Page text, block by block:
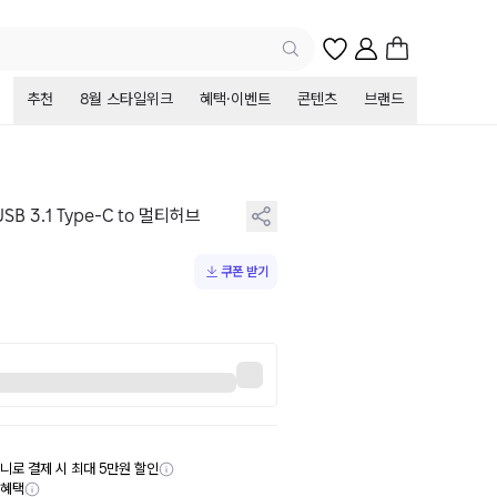
추천 8월 스타일위크 혜택·이벤트 콘텐츠 브랜드
3.1 Type-C to 멀티허브
쿠폰 받기
로 결제 시 최대 5만원 할인
택